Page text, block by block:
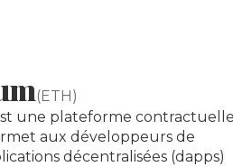
(ETH)
une plateforme
aux développeurs de
décentralisées (dapps)